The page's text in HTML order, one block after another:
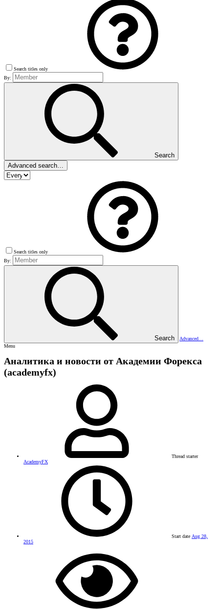
Search titles only
By:
Search
Advanced search…
Search titles only
By:
Search
Advanced…
Menu
Аналитика и новости от Академии Форекса
(academyfx)
Thread starter
AcademyFX
Start date Aug 28,
2015